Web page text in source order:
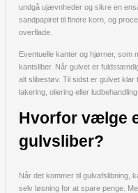
undgå ujævnheder og sikre en
sandpapiret til finere korn, og
overflade.
Eventuelle kanter og hjørner, som
kantsliber. Når gulvet er
alt slibestøv. Til sidst er gulvet klar
lakering, oliering eller
Hvorfor vælge
gulvsliber?
Når det kommer til gulvafslibning,
selv løsning for at spare penge.